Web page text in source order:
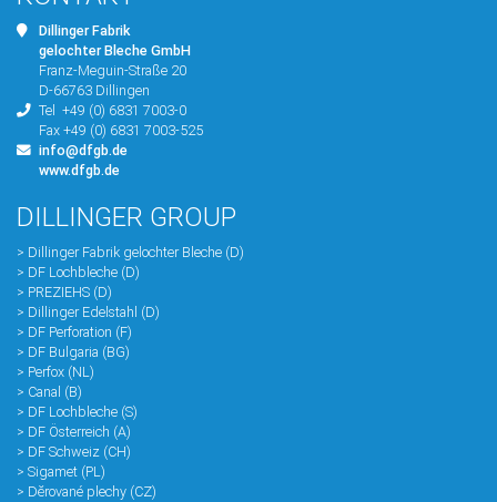
Dillinger Fabrik
gelochter Bleche GmbH
Franz-Meguin-Straße 20
D-66763 Dillingen
Tel +49 (0) 6831 7003-0
Fax +49 (0) 6831 7003-525
info@dfgb.de
www.dfgb.de
DILLINGER GROUP
> Dillinger Fabrik gelochter Bleche (D)
> DF Lochbleche (D)
> PREZIEHS (D)
> Dillinger Edelstahl (D)
> DF Perforation (F)
> DF Bulgaria (BG)
> Perfox (NL)
> Canal (B)
> DF Lochbleche (S)
> DF Österreich (A)
> DF Schweiz (CH)
> Sigamet (PL)
> Dĕrované plechy (CZ)